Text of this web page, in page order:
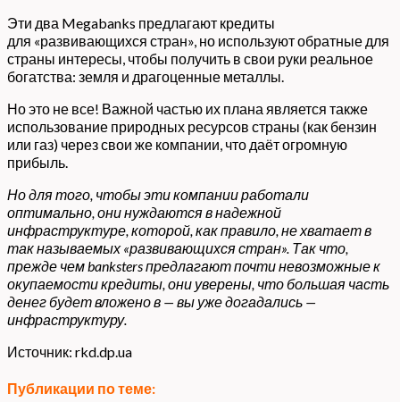
Эти два Megabanks предлагают кредиты
для «развивающихся стран», но используют обратные для
страны интересы, чтобы получить в свои руки реальное
богатства: земля и драгоценные металлы.
Но это не все! Важной частью их плана является также
использование природных ресурсов страны (как бензин
или газ) через свои же компании, что даёт огромную
прибыль.
Но для того, чтобы эти компании работали
оптимально, они нуждаются в надежной
инфраструктуре, которой, как правило, не хватает в
так называемых «развивающихся стран». Так что,
прежде чем banksters предлагают почти невозможные к
окупаемости кредиты, они уверены, что большая часть
денег будет вложено в — вы уже догадались —
инфраструктуру.
Источник: rkd.dp.ua
Публикации по теме: